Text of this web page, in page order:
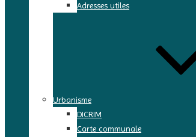
Adresses utiles
Urbanisme
DICRIM
Carte communale